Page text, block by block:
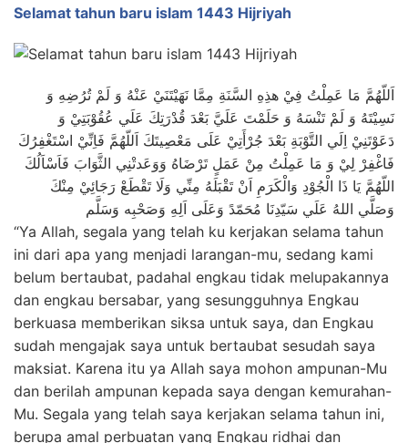
Selamat tahun baru islam 1443 Hijriyah
اَللّهُمَّ مَا عَمِلْتُ فِيْ هذِهِ السَّنَةِ مِمَّا نَهَيْتَنَيْ عَنْهُ وَ لَمْ تُرُضِهِ وَ
نَسِيْتَهُ وَ لَمْ تَنْسَهُ وَ حَلَمْتَ عَلَيَّ بَعْدَ قُدْرَتِكَ عَلَي عُقُوْبَتِيْ وَ
دَعَوْتَنِيْ اِلَي التَّوْبَةِ بَعْدَ جُرْأَتِيْ عَلَى مَعْصِيتَكَ اَللّهُمَّ فَاِنِّيْ اسْتَغْفِرُكَ
فَاغْفِرْ لِيْ وَ مَا عَمِلْتُ مِنْ عَمَلٍ تَرْضَاهُ وَوَعَدتْنِي الثَّوَابَ فَاَسْاَلُكَ
اللّهُمَّ يَا ذَا الْجُوْدِ وَالْكَرَمِ اَنْ تَقْبَلَهُ مِنِّي وَلَا تَقْطَعْ رَجَائِيْ مِنْكَ
وَصَلَّي اللهُ عَلَي سَيّدِنَا مُحَمّدً وَعَلَى اَلِهِ وَصَحْبِه وَسَلَّم
“Ya Allah, segala yang telah ku kerjakan selama tahun
ini dari apa yang menjadi larangan-mu, sedang kami
belum bertaubat, padahal engkau tidak melupakannya
dan engkau bersabar, yang sesungguhnya Engkau
berkuasa memberikan siksa untuk saya, dan Engkau
sudah mengajak saya untuk bertaubat sesudah saya
maksiat. Karena itu ya Allah saya mohon ampunan-Mu
dan berilah ampunan kepada saya dengan kemurahan-
Mu. Segala yang telah saya kerjakan selama tahun ini,
berupa amal perbuatan yang Engkau ridhai dan